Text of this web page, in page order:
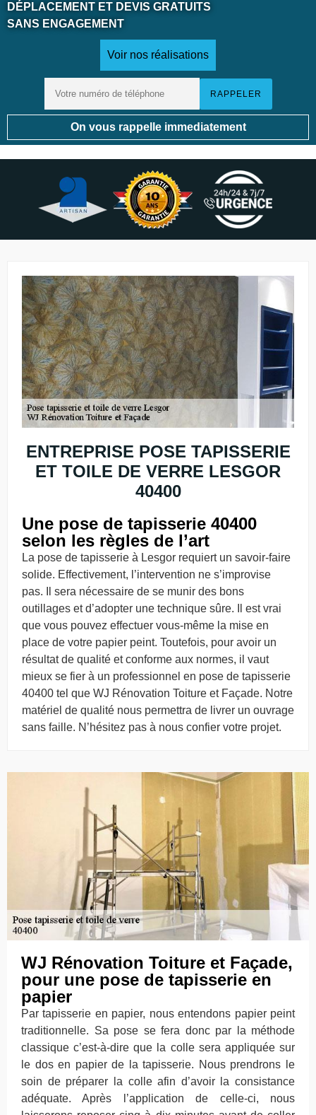
DÉPLACEMENT ET DEVIS GRATUITS
SANS ENGAGEMENT
Voir nos réalisations
On vous rappelle immediatement
ENTREPRISE POSE TAPISSERIE
ET TOILE DE VERRE LESGOR
40400
Une pose de tapisserie 40400
selon les règles de l’art
La pose de tapisserie à Lesgor requiert un savoir-faire
solide. Effectivement, l’intervention ne s’improvise
pas. Il sera nécessaire de se munir des bons
outillages et d’adopter une technique sûre. Il est vrai
que vous pouvez effectuer vous-même la mise en
place de votre papier peint. Toutefois, pour avoir un
résultat de qualité et conforme aux normes, il vaut
mieux se fier à un professionnel en pose de tapisserie
40400 tel que WJ Rénovation Toiture et Façade. Notre
matériel de qualité nous permettra de livrer un ouvrage
sans faille. N’hésitez pas à nous confier votre projet.
WJ Rénovation Toiture et Façade,
pour une pose de tapisserie en
papier
Par tapisserie en papier, nous entendons papier peint
traditionnelle. Sa pose se fera donc par la méthode
classique c’est-à-dire que la colle sera appliquée sur
le dos en papier de la tapisserie. Nous prendrons le
soin de préparer la colle afin d’avoir la consistance
adéquate. Après l’application de celle-ci, nous